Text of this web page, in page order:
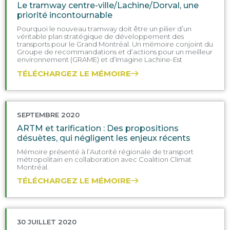
Le tramway centre-ville/Lachine/Dorval, une
priorité incontournable
Pourquoi le nouveau tramway doit être un pilier d’un
véritable plan stratégique de développement des
transports pour le Grand Montréal. Un mémoire conjoint du
Groupe de recommandations et d’actions pour un meilleur
environnement (GRAME) et d’Imagine Lachine-Est
TÉLÉCHARGEZ LE MÉMOIRE
SEPTEMBRE 2020
ARTM et tarification : Des propositions
désuètes, qui négligent les enjeux récents
Mémoire présenté à l’Autorité régionale de transport
métropolitain en collaboration avec Coalition Climat
Montréal.
TÉLÉCHARGEZ LE MÉMOIRE
30 JUILLET 2020